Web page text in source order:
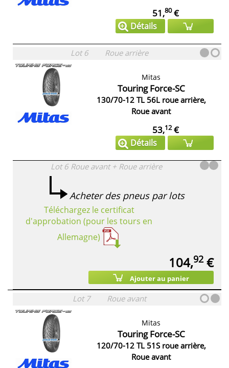
51,80€
Détails
Lot 6 Roue arrière
Mitas
Touring Force-SC
130/70-12 TL 56L roue arrière,
Roue avant
53,12€
Détails
Lot 6 Roue avant + Roue arrière
Acheter des pneus par lots
Téléchargez le certificat
d'approbation (pour les tours en
Allemagne)
104,92 €
Ajouter au panier
Lot 7 Roue avant
Mitas
Touring Force-SC
120/70-12 TL 51S roue arrière,
Roue avant